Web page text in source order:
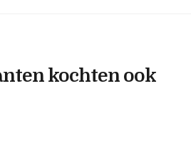
kochten ook